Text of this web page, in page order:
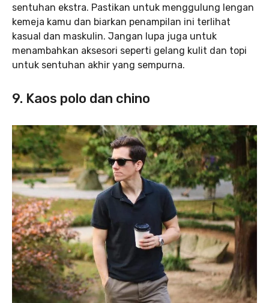
sentuhan ekstra. Pastikan untuk menggulung lengan
kemeja kamu dan biarkan penampilan ini terlihat
kasual dan maskulin. Jangan lupa juga untuk
menambahkan aksesori seperti gelang kulit dan topi
untuk sentuhan akhir yang sempurna.
9. Kaos polo dan chino